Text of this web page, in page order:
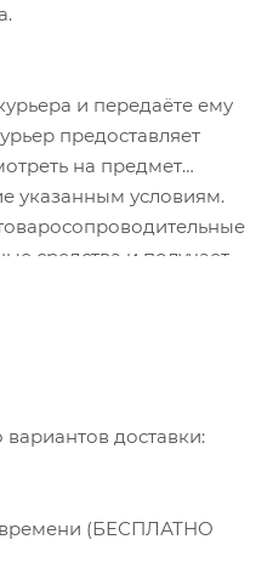
и передаёте ему
предоставляет
на предмет
указанным условиям.
средства и получает
доставки:
времени (БЕСПЛАТНО